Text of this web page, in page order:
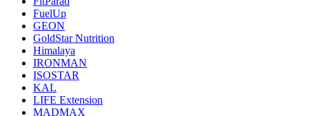
FuelUp
GEON
GoldStar Nutrition
Himalaya
IRONMAN
ISOSTAR
KAL
LIFE Extension
MADMAX